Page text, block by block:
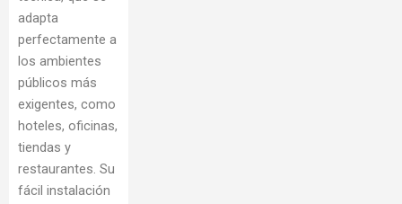
adapta
perfectamente a
los ambientes
públicos más
exigentes, como
hoteles, oficinas,
tiendas y
restaurantes. Su
fácil instalación